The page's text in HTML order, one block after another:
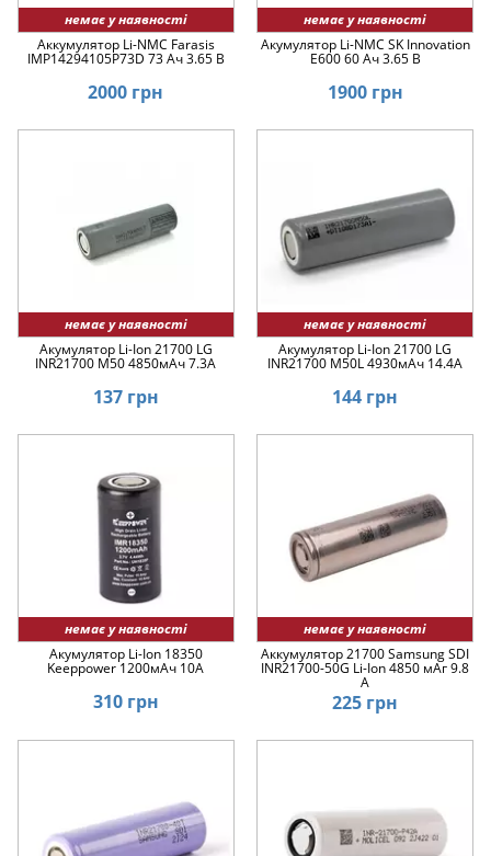
немає у наявності
Аккумулятор Li-NMC Farasis
IMP14294105P73D 73 Ач 3.65 В
2000 грн
немає у наявності
Акумулятор Li-NMC SK Innovation
E600 60 Ач 3.65 В
1900 грн
немає у наявності
Акумулятор Li-Ion 21700 LG
INR21700 M50 4850мАч 7.3A
137 грн
немає у наявності
Акумулятор Li-Ion 21700 LG
INR21700 M50L 4930мАч 14.4A
144 грн
немає у наявності
Акумулятор Li-Ion 18350
Keeppower 1200мАч 10А
310 грн
немає у наявності
Аккумулятор 21700 Samsung SDI
INR21700-50G Li-Ion 4850 мАг 9.8
A
225 грн